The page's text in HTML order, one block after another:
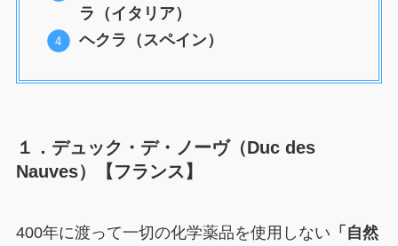
ラ（イタリア）
ヘクラ（スペイン）
１．デュック・デ・ノーヴ（Duc des
Nauves）【フランス】
400年に渡って一切の化学薬品を使用しない 「自然